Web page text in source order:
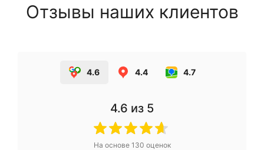
Отзывы наших клиентов
4.6 4.4 4.7
4.6 из 5
На основе 130 оценок